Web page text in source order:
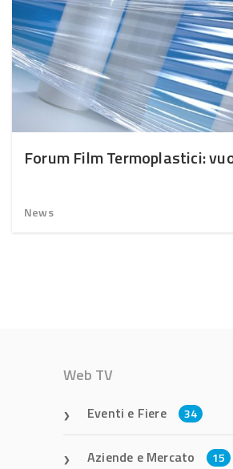
Forum Film Termoplastici:
News
Web TV
Eventi e Fiere 34
Aziende e Mercato 15